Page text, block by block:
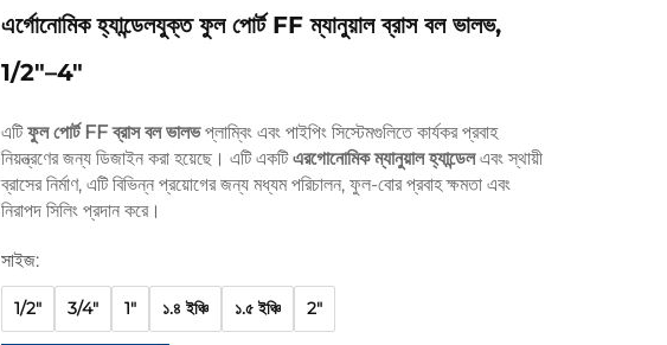
এর্গোনোমিক হ্যান্ডেলযুক্ত ফুল পোর্ট FF ম্যানুয়াল ব্রাস বল ভালভ,
1/2"–4"
এটিফুল পোর্ট FF ব্রাস বল ভালভপ্লাম্বিং এবং পাইপিং সিস্টেমগুলিতে কার্যকর প্রবাহ
নিয়ন্ত্রণের জন্য ডিজাইন করা হয়েছে। এটি একটিএরগোনোমিক ম্যানুয়াল হ্যান্ডেলএবং স্থায়ী
ব্রাসের নির্মাণ, এটি বিভিন্ন প্রয়োগের জন্য মধ্যম পরিচালন, ফুল-বোর প্রবাহ ক্ষমতা এবং
নিরাপদ সিলিং প্রদান করে।
সাইজ:
1/2" 3/4" 1" ১.৪ ইঞ্চি ১.৫ ইঞ্চি 2"